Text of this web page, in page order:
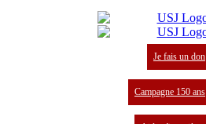
Je fais un don
Campagne 150 ans